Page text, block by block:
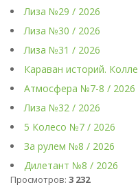
Лиза №29 / 2026
Лиза №30 / 2026
Лиза №31 / 2026
Караван историй.
Атмосфера №7-8 / 2026
Лиза №32 / 2026
5 Колесо №7 / 2026
За рулем №8 / 2026
Дилетант №8 / 2026
Просмотров: 3 232